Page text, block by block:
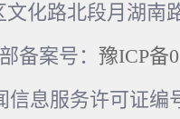
化路北段月湖南
备案号： 豫ICP备
信息服务许可证编